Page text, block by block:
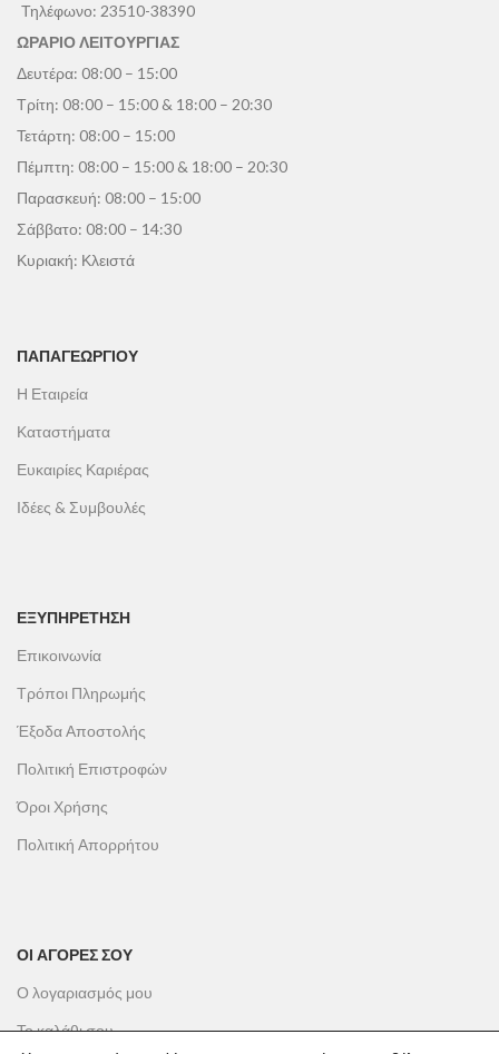
Τηλέφωνο: 23510-38390
ΩΡΑΡΙΟ ΛΕΙΤΟΥΡΓΙΑΣ
Δευτέρα: 08:00 – 15:00
Τρίτη: 08:00 – 15:00 & 18:00 – 20:30
Τετάρτη: 08:00 – 15:00
Πέμπτη: 08:00 – 15:00 & 18:00 – 20:30
Παρασκευή: 08:00 – 15:00
Σάββατο: 08:00 – 14:30
Κυριακή: Κλειστά
ΠΑΠΑΓΕΩΡΓΊΟΥ
Η Εταιρεία
Καταστήματα
Ευκαιρίες Καριέρας
Ιδέες & Συμβουλές
ΕΞΥΠΗΡΕΤΗΣΗ
Επικοινωνία
Τρόποι Πληρωμής
Έξοδα Αποστολής
Πολιτική Επιστροφών
Όροι Χρήσης
Πολιτική Απορρήτου
ΟΙ ΑΓΟΡΕΣ ΣΟΥ
Ο λογαριασμός μου
Το καλάθι σου